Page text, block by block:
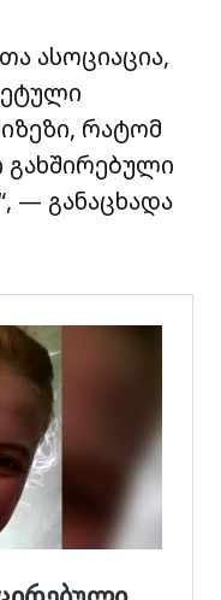
ასოციაცია,
რატომ
— განაცხადა